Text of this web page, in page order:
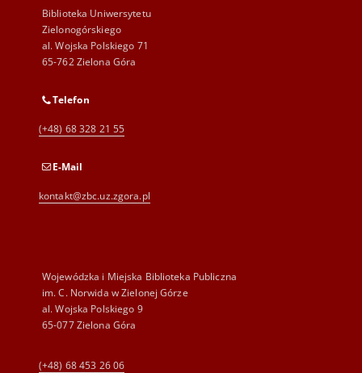
Biblioteka Uniwersytetu
Zielonogórskiego
al. Wojska Polskiego 71
65-762 Zielona Góra
Telefon
(+48) 68 328 21 55
E-Mail
kontakt@zbc.uz.zgora.pl
Wojewódzka i Miejska Biblioteka Publiczna
im. C. Norwida w Zielonej Górze
al. Wojska Polskiego 9
65-077 Zielona Góra
(+48) 68 453 26 06